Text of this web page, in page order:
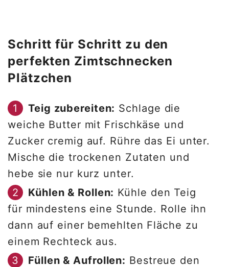
Schritt für Schritt zu den
perfekten Zimtschnecken
Plätzchen
Teig zubereiten: Schlage die
weiche Butter mit Frischkäse und
Zucker cremig auf. Rühre das Ei unter.
Mische die trockenen Zutaten und
hebe sie nur kurz unter.
Kühlen & Rollen: Kühle den Teig
für mindestens eine Stunde. Rolle ihn
dann auf einer bemehlten Fläche zu
einem Rechteck aus.
Füllen & Aufrollen: Bestreue den